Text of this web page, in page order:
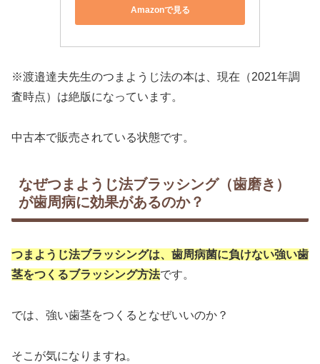
Amazonで見る
※渡邉達夫先生のつまようじ法の本は、現在（2021年調
査時点）は絶版になっています。
中古本で販売されている状態です。
なぜつまようじ法ブラッシング（歯磨き）
が歯周病に効果があるのか？
つまようじ法ブラッシングは、歯周病菌に負けない強い歯
茎をつくるブラッシング方法です。
では、強い歯茎をつくるとなぜいいのか？
そこが気になりますね。